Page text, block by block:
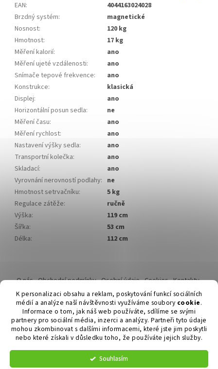
K personalizaci obsahu a reklam, poskytování funkcí sociálních
médií a analýze naší návštěvnosti využíváme soubory cookie.
Informace o tom, jak náš web používáte, sdílíme se svými
partnery pro sociální média, inzerci a analýzy. Partneři tyto údaje
mohou zkombinovat s dalšími informacemi, které jste jim poskytli
nebo které získali v důsledku toho, že používáte jejich služby.
Souhlasím
EAN:
4044163024028
Brzdný systém:
magnetické
Nosnost:
120 kg
Hmotnost:
17 kg
Měření kalorií:
ano
Měření ujeté vzdálenosti:
ano
Snímače tepové frekvence:
ano
Konstrukce:
klasická
Displej:
ano
Horizontální posun sedla:
ne
Měření času:
ano
Měření rychlost:
ano
Nastavení výšky sedla:
ano
Transportní kolečka:
ano
Skladací:
ano
Vyrovnání nerovností podlahy: ne
Hmotnost setrvačníku:
5 kg
Regulace zátěže:
ručně
Výška:
119 cm
Šířka:
53 cm
Délka: 112 cm
á
O nás Obchodní podmínky Osobní údaje Cookies Kontakty
Reklamační řád
Vytvořil Shoptet